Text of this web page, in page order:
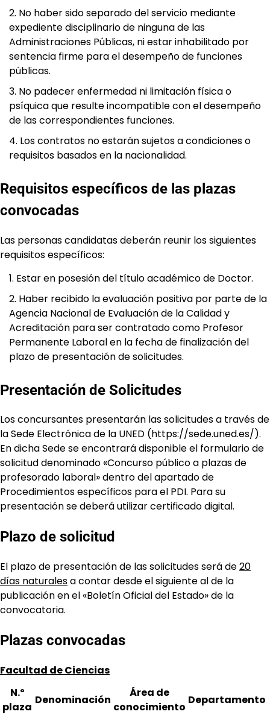
No haber sido separado del servicio mediante
expediente disciplinario de ninguna de las
Administraciones Públicas, ni estar inhabilitado por
sentencia firme para el desempeño de funciones
públicas.
No padecer enfermedad ni limitación física o
psíquica que resulte incompatible con el desempeño
de las correspondientes funciones.
Los contratos no estarán sujetos a condiciones o
requisitos basados en la nacionalidad.
Requisitos específicos de las plazas
convocadas
Las personas candidatas deberán reunir los siguientes
requisitos específicos:
Estar en posesión del título académico de Doctor.
Haber recibido la evaluación positiva por parte de la
Agencia Nacional de Evaluación de la Calidad y
Acreditación para ser contratado como Profesor
Permanente Laboral en la fecha de finalización del
plazo de presentación de solicitudes.
Presentación de Solicitudes
Los concursantes presentarán las solicitudes a través de
la Sede Electrónica de la UNED (https://sede.uned.es/).
En dicha Sede se encontrará disponible el formulario de
solicitud denominado «Concurso público a plazas de
profesorado laboral» dentro del apartado de
Procedimientos específicos para el PDI. Para su
presentación se deberá utilizar certificado digital.
Plazo de solicitud
El plazo de presentación de las solicitudes será de20
días naturalesa contar desde el siguiente al de la
publicación en el «Boletín Oficial del Estado» de la
convocatoria.
Plazas convocadas
Facultad de Ciencias
N.º
plaza
Denominación
Área de
conocimiento
Departamento